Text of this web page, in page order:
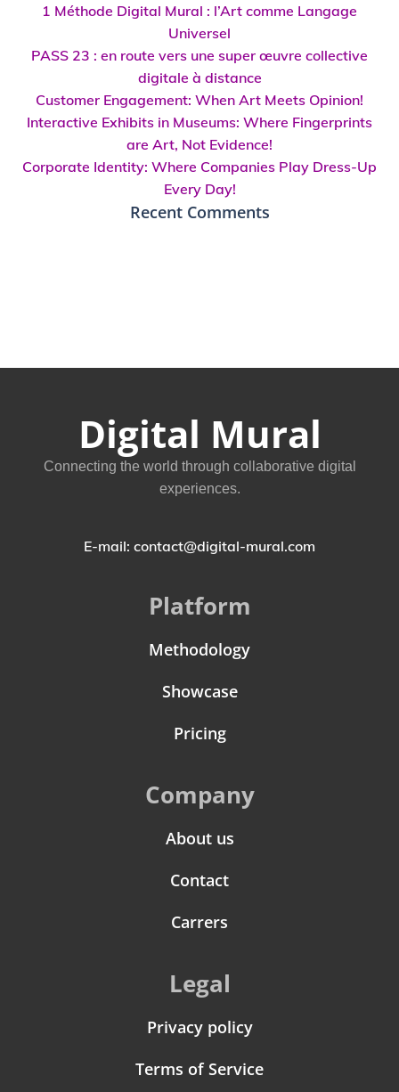
1 Méthode Digital Mural : l’Art comme Langage
Universel
PASS 23 : en route vers une super œuvre collective
digitale à distance
Customer Engagement: When Art Meets Opinion!
Interactive Exhibits in Museums: Where Fingerprints
are Art, Not Evidence!
Corporate Identity: Where Companies Play Dress-Up
Every Day!
Recent Comments
Digital Mural
Connecting the world through collaborative digital
experiences.
E-mail: contact@digital-mural.com
Platform
Methodology
Showcase
Pricing
Company
About us
Contact
Carrers
Legal
Privacy policy
Terms of Service